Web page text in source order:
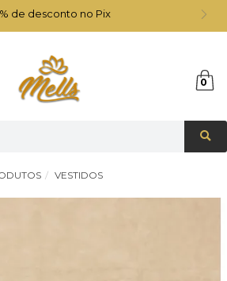
de desconto no Pix
0
VESTIDOS